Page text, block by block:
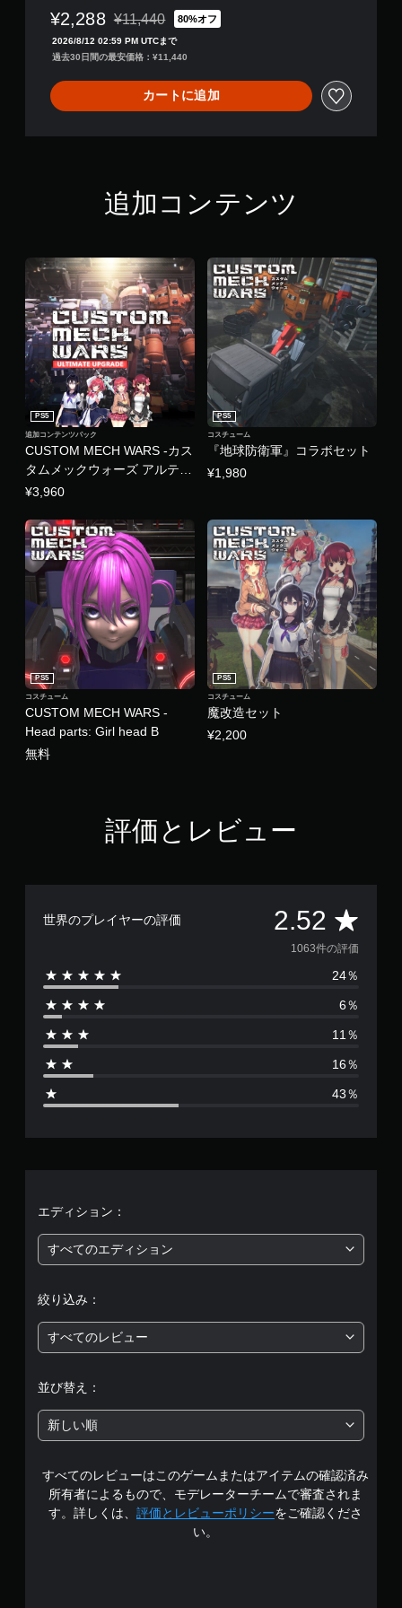
¥2,288 通常価格¥11,440より値引き
¥11,440 80%オフ
2026/8/12 02:59 PM UTCまで
過去30日間の最安価格：¥11,440
カートに追加
追加コンテンツ
CUSTOM MECH WARS -カス
タムメックウォーズ アルティ
メットアップグレードセット-
PS5
追加コンテンツパック
¥3,960
『地球防衛軍』コラボセット
PS5
コスチューム
¥1,980
CUSTOM MECH WARS -
Head parts: Girl head B
PS5
コスチューム
無料
魔改造セット
PS5
コスチューム
¥2,200
評価とレビュー
世界のプレイヤーの評価 2.52 評
価
数
は
0
均
価
は
段
階
中
の
1063件の評価
24％
6％
11％
16％
43％
エディション：
すべてのエディション
絞り込み：
すべてのレビュー
並び替え：
新しい順
すべてのレビューはこのゲームまたはアイテムの確認済み
所有者によるもので、モデレーターチームで審査されま
す。詳しくは、 評価とレビューポリシーをご確認くださ
い。
ム
を
再
す